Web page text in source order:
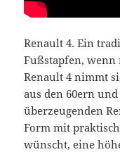
Renault 4. Ein
Fußstapfen,
Renault 4 nimmt
aus den 60ern
überzeugenden
Form mit
wünscht, eine